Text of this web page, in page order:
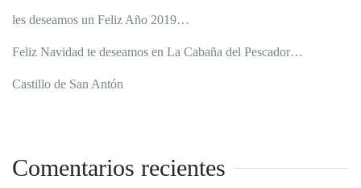
les deseamos un Feliz Año 2019…
Feliz Navidad te deseamos en La Cabaña del Pescador…
Castillo de San Antón
Comentarios recientes